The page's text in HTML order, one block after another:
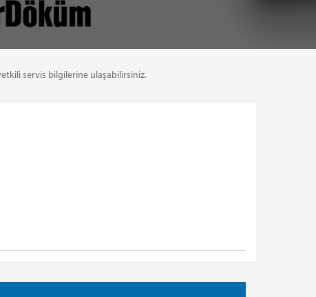
servis bilgilerine ulaşabilirsiniz.